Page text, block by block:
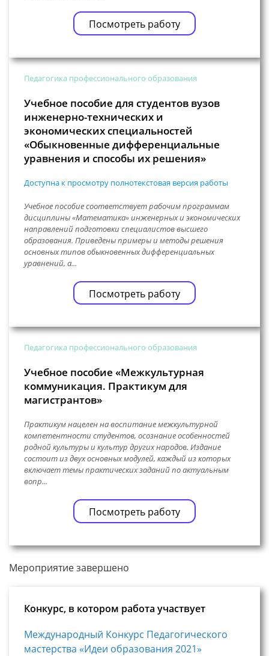
Посмотреть работу
Педагогика профессионального образования
Учебное пособие для студентов вузов
инженерно-технических и
экономических специальностей
«Обыкновенные дифференциальные
уравнения и способы их решения»
Доступна к просмотру полнотекстовая версия работы
Учебное пособие соответствует рабочим программам
дисциплины «Математика» инженерных и экономических
направлений подготовки специалистов высшего
образования. Приведены примеры и методы решения
основных типов обыкновенных дифференциальных
уравнений, а...
Посмотреть работу
Педагогика профессионального образования
Учебное пособие «Межкультурная
коммуникация. Практикум для
магистрантов»
Практикум нацелен на воспитание межкультурной
компетентности студентов, осознание особенностей
родной культуры и культур других народов. Издание
состоит из двух основных модулей, каждый из которых
включает темы практических заданий по актуальным
вопр...
Посмотреть работу
Мероприятие завершено
Конкурс, в котором работа участвует
Международный Конкурс Педагогического
мастерства «Идеи образования 2021»